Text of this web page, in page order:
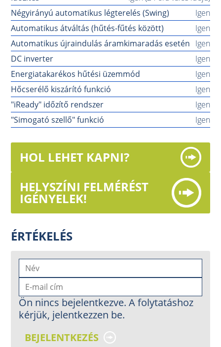
Négyirányú automatikus légterelés (Swing)
Igen
Automatikus átváltás (hűtés-fűtés között)
Igen
Automatikus újraindulás áramkimaradás esetén Igen
DC inverter
Igen
Energiatakarékos hűtési üzemmód
Igen
Hőcserélő kiszárító funkció
Igen
"iReady" időzítő rendszer
Igen
"Simogató szellő" funkció
Igen
HOL LEHET KAPNI?
HELYSZÍNI FELMÉRÉST
IGÉNYELEK!
ÉRTÉKELÉS
Ön nincs bejelentkezve. A folytatáshoz
kérjük, jelentkezzen be.
BEJELENTKEZÉS